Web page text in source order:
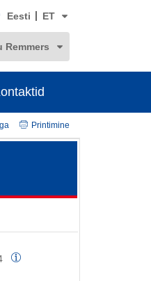
Eesti ET
Remmers
Printimine